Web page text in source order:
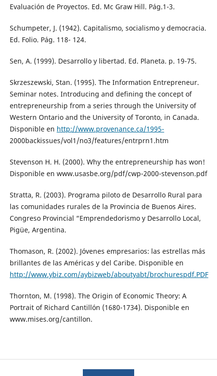
Evaluación de Proyectos. Ed. Mc Graw Hill. Pág.1-3.
Schumpeter, J. (1942). Capitalismo, socialismo y democracia.
Ed. Folio. Pág. 118- 124.
Sen, A. (1999). Desarrollo y libertad. Ed. Planeta. p. 19-75.
Skrzeszewski, Stan. (1995). The Information Entrepreneur.
Seminar notes. Introducing and defining the concept of
entrepreneurship from a series through the University of
Western Ontario and the University of Toronto, in Canada.
Disponible en http://www.provenance.ca/1995-
2000backissues/vol1/no3/features/entrprn1.htm
Stevenson H. H. (2000). Why the entrepreneurship has won!
Disponible en www.usasbe.org/pdf/cwp-2000-stevenson.pdf
Stratta, R. (2003). Programa piloto de Desarrollo Rural para
las comunidades rurales de la Provincia de Buenos Aires.
Congreso Provincial “Emprendedorismo y Desarrollo Local,
Pigüe, Argentina.
Thomason, R. (2002). Jóvenes empresarios: las estrellas más
brillantes de las Américas y del Caribe. Disponible en
http://www.ybiz.com/aybizweb/aboutyabt/brochurespdf.PDF
Thornton, M. (1998). The Origin of Economic Theory: A
Portrait of Richard Cantillón (1680-1734). Disponible en
www.mises.org/cantillon.